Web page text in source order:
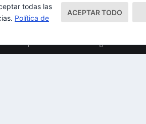
Mapa del Sitio Aviso Legal Política
todas las
Política de
ACEPTAR TODO